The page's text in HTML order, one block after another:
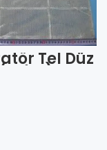
Tel Düz
(Adet)